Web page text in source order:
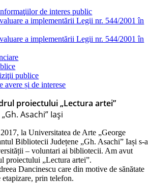
de interes public
a implementării Legii nr. 544/2001 în
a implementării Legii nr. 544/2001 în
publice
avere și de interese
proiectului „Lectura artei”
Asachi” Iaşi
la Universitatea de Arte „George
Bibliotecii Județene „Gh. Asachi” Iași s-a
– voluntari ai bibliotecii. Am avut
proiectului „Lectura artei”.
Dancinescu care din motive de sănătate
prin telefon.